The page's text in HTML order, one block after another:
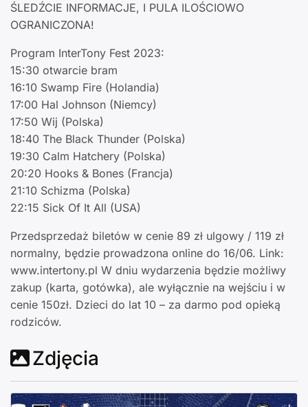
ŚLEDŹCIE INFORMACJE, I PULA ILOŚCIOWO
OGRANICZONA!
Program InterTony Fest 2023:
15:30 otwarcie bram
16:10 Swamp Fire (Holandia)
17:00 Hal Johnson (Niemcy)
17:50 Wij (Polska)
18:40 The Black Thunder (Polska)
19:30 Calm Hatchery (Polska)
20:20 Hooks & Bones (Francja)
21:10 Schizma (Polska)
22:15 Sick Of It All (USA)
Przedsprzedaż biletów w cenie 89 zł ulgowy / 119 zł
normalny, będzie prowadzona online do 16/06. Link:
www.intertony.pl W dniu wydarzenia będzie możliwy
zakup (karta, gotówka), ale wyłącznie na wejściu i w
cenie 150zł. Dzieci do lat 10 – za darmo pod opieką
rodziców.
Zdjęcia